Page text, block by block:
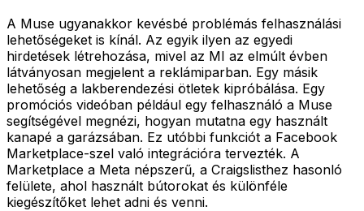
A Muse ugyanakkor kevésbé problémás felhasználási
lehetőségeket is kínál. Az egyik ilyen az egyedi
hirdetések létrehozása, mivel az MI az elmúlt évben
látványosan megjelent a reklámiparban. Egy másik
lehetőség a lakberendezési ötletek kipróbálása. Egy
promóciós videóban például egy felhasználó a Muse
segítségével megnézi, hogyan mutatna egy használt
kanapé a garázsában. Ez utóbbi funkciót a Facebook
Marketplace-szel való integrációra tervezték. A
Marketplace a Meta népszerű, a Craigslisthez hasonló
felülete, ahol használt bútorokat és különféle
kiegészítőket lehet adni és venni.